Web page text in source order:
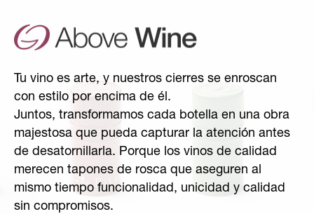
Tu vino es arte, y nuestros cierres se enroscan
con estilo por encima de él.
Juntos, transformamos cada botella en una obra
majestosa que pueda capturar la atención antes
de desatornillarla. Porque los vinos de calidad
merecen tapones de rosca que aseguren al
mismo tiempo funcionalidad, unicidad y calidad
sin compromisos.